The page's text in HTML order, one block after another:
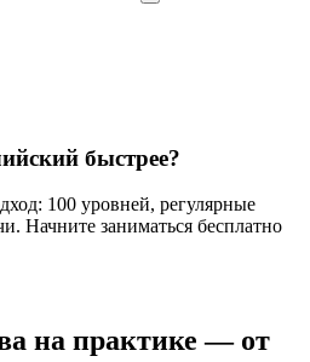
быстрее?
100 уровней, регулярные
Начните заниматься бесплатно
на практике — от